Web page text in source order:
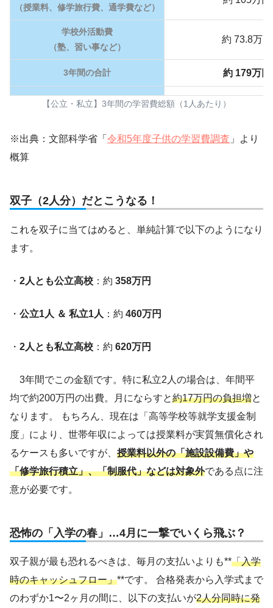
（授業料、修学旅行費、通学費など）
学校外活動費
（塾、習い事など）
約 73.8万円
3年間の合計 約 179万円
【公立・私立】3年間の学習費総額（1人あたり）
※出典：文部科学省「 令和5年度子供の学習費調査 」より
概算
双子（2人分）だとこうなる！
これを双子に当てはめると、単純計算で以下のようになり
ます。
・ 2人とも公立高校 ：約 358万円
・ 公立1人 ＆ 私立1人 ：約 460万円
・ 2人とも私立高校 ：約 620万円
3年間でこの金額です。特に私立2人の場合は、年間平
均で約200万円の出費。月にならすと約17万円の負担増と
なります。 もちろん、現在は「高等学校等就学支援金制
度」により、世帯年収によっては授業料が実質無償化され
るケースも多いですが、 授業料以外の「施設設備費」や
「修学旅行積立」、「制服代」などは対象外である点に注
意が必要です。
恐怖の「入学の春」…4月に一撃でいくら飛ぶ？
双子親が最も恐れるべきは、毎月の支払いよりも**「入学
時のキャッシュフロー」**です。 合格発表から入学式まで
のわずか1〜2ヶ月の間に、以下の支払いが2人分同時に発